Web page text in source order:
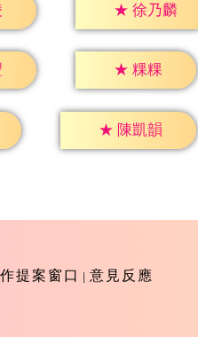
★ 徐乃麟
★ 粿粿
★ 陳凱韻
提案窗口 意見反應